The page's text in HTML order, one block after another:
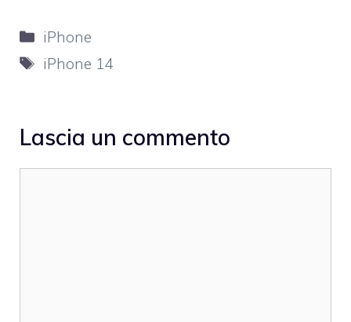
Categorie
iPhone
Tag
iPhone 14
Lascia un commento